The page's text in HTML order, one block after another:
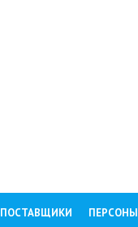
ПОСТАВЩИКИ ПЕРСОНЫ